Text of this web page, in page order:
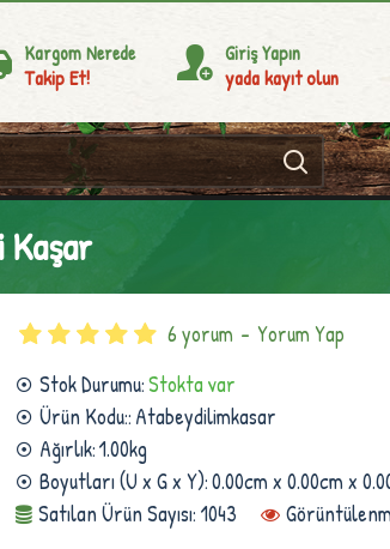
Kargom Nerede
Takip Et!
Giriş Yapın
yada kayıt olun
Kaşar
Stok Durumu:Stokta var
Ürün Kodu:: Atabeydilimkasar
Ağırlık:1.00kg
Boyutları (U x G x Y):0.00cm x 0.00cm x
Satılan Ürün Sayısı: 1043
6 yorum - Yorum Yap